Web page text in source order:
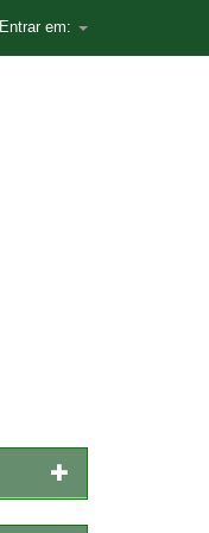
Entrar em: